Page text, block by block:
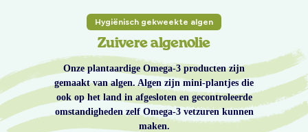
Hygiënisch gekweekte algen
Zuivere algenolie
Onze plantaardige Omega-3 producten zijn
gemaakt van algen. Algen zijn mini-plantjes die
ook op het land in afgesloten en gecontroleerde
omstandigheden zelf Omega-3 vetzuren kunnen
maken.